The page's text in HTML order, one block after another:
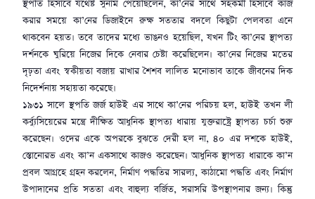
স্থপতি হিসাবে যথেষ্ট সুনাম পেয়েছিলেন, কা’নের সাথে সহকর্মী হিসাবে কাজ
করার সময়ে কা’নের ডিজাইনে রুক্ষ সততার বদলে কিছুটা পেলবতা এনে
থাকবেন হয়ত। তবে তাদের মধ্যে ভাঙনও হয়েছিল, যখন টিং কা’নের স্থাপত্য
দর্শনকে ঘুরিয়ে নিজের দিকে নেবার চেষ্টা করেছিলেন। কা’নের নিজের মতের
দৃঢ়তা এবং স্বকীয়তা বজায় রাখার শৈশব লালিত মনোভাব তাকে জীবনের দিক
নিদের্শনায় সহায়তা করেছে।
১৯৩১ সালে স্থপতি জর্জ হাউই এর সাথে কা’নের পরিচয় হল, হাউই তখন লী
কর্ব্যুসিয়েরের মন্ত্রে দীক্ষিত আধুনিক স্থাপত্য ধারায় যুক্তরাষ্ট্রে স্থাপত্য চর্চা শুরু
করেছেন। ওদের একে অপরকে বুঝতে দেরী হল না, ৪০ এর দশকে হাউই,
স্তোনোরভ এবং কা’ন একসাথে কাজও করেছেন। আধুনিক স্থাপত্য ধারাকে কা’ন
প্রবল আগ্রহে গ্রহন করলেন, নির্মাণ পদ্ধতির সারল্য, কাঠামো পদ্ধতি এবং নির্মাণ
উপাদানের প্রতি সততা এবং বাহুল্য বর্জিত, সরাসরি উপস্থাপনার জন্য। কিন্তু